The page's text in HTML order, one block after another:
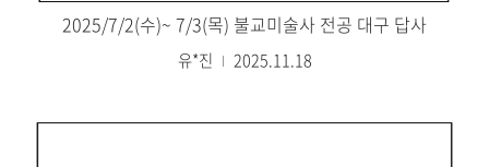
2025/7/2(수)~ 7/3(목) 불교미술사 전공 대구 답사
유*진 2025.11.18